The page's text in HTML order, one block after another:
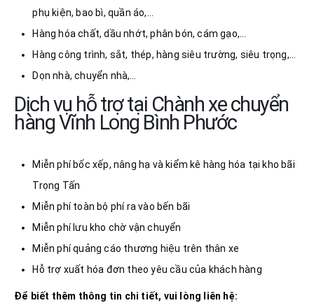
phụ kiện, bao bì, quần áo,…
Hàng hóa chất, dầu nhớt, phân bón, cám gạo,…
Hàng công trình, sắt, thép, hàng siêu trường, siêu trọng,…
Dọn nhà, chuyển nhà,…
Dịch vụ hỗ trợ tại Chành xe chuyển
hàng Vĩnh Long Bình Phước
Miễn phí bốc xếp, nâng hạ và kiểm kê hàng hóa tại kho bãi
Trọng Tấn
Miễn phí toàn bộ phí ra vào bến bãi
Miễn phí lưu kho chờ vận chuyển
Miễn phí quảng cáo thương hiệu trên thân xe
Hỗ trợ xuất hóa đơn theo yêu cầu của khách hàng
Để biết thêm thông tin chi tiết, vui lòng liên hệ: